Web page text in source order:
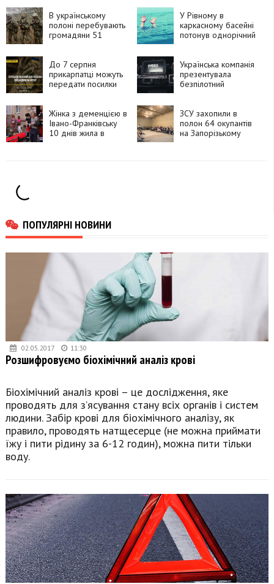
В українському
полоні перебувають
громадяни 51
У Рівному в
каркасному басейні
потонув однорічний
До 7 серпня
прикарпатці можуть
передати посилки
Українська компанія
презентувала
безпілотний
Жінка з деменцією в
Івано-Франківську
10 днів жила в
ЗСУ захопили в
полон 64 окупантів
на Запорізькому
ПОПУЛЯРНІ НОВИНИ
02.05.2017 11:30
Розшифровуємо біохімічний аналіз крові
Біохімічний аналіз крові – це дослідження, яке
проводять для з’ясування стану всіх органів і систем
людини. Забір крові для біохімічного аналізу, як
правило, проводять натщесерце (не можна приймати
їжу і пити рідину за 6-12 годин), можна пити тільки
воду.